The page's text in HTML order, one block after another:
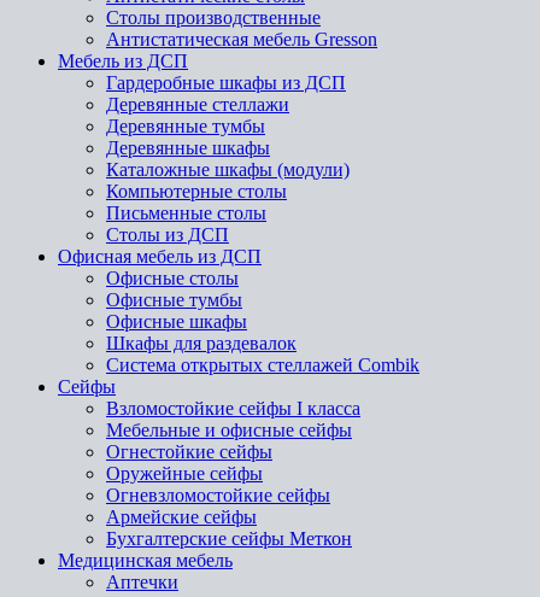
Столы производственные
Антистатическая мебель Gresson
Мебель из ДСП
Гардеробные шкафы из ДСП
Деревянные стеллажи
Деревянные тумбы
Деревянные шкафы
Каталожные шкафы (модули)
Компьютерные столы
Письменные столы
Столы из ДСП
Офисная мебель из ДСП
Офисные столы
Офисные тумбы
Офисные шкафы
Шкафы для раздевалок
Система открытых стеллажей Combik
Сейфы
Взломостойкие сейфы I класса
Мебельные и офисные сейфы
Огнестойкие сейфы
Оружейные сейфы
Огневзломостойкие сейфы
Армейские сейфы
Бухгалтерские сейфы Меткон
Медицинская мебель
Аптечки